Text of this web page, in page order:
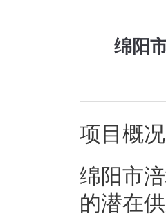
绵阳
项目概况
绵阳市
的潜在